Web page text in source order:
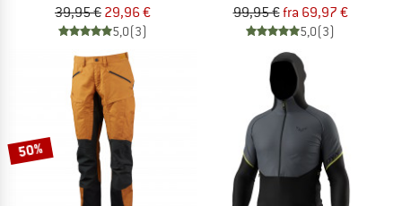
39,95 € 29,96 €
5,0(3)
99,95 €fra 69,97 €
5,0(3)
50%